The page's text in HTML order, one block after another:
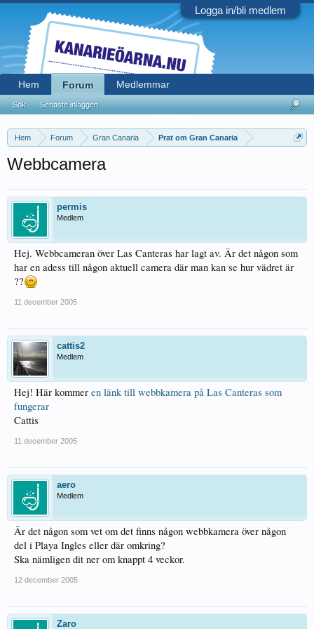
Logga in/bli medlem
Hem Forum Gran Canaria Prat om Gran Canaria
Webbcamera
permis
Medlem
Hej. Webbcameran över Las Canteras har lagt av. Är det någon som
har en adess till någon aktuell camera där man kan se hur vädret är
??
11 december 2005
cattis2
Medlem
Hej! Här kommer en länk till webbkamera på Las Canteras som
fungerar
Cattis
11 december 2005
aero
Medlem
Är det någon som vet om det finns någon webbkamera över någon
del i Playa Ingles eller där omkring?
Ska nämligen dit ner om knappt 4 veckor.
12 december 2005
Zaro
Hem Forum
Sök Senaste inläggen
Medlemmar